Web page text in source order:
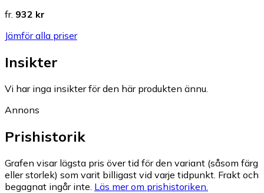
fr. 932 kr
Jämför alla priser
Insikter
Vi har inga insikter för den här produkten ännu.
Annons
Prishistorik
Grafen visar lägsta pris över tid för den variant (såsom färg
eller storlek) som varit billigast vid varje tidpunkt. Frakt och
begagnat ingår inte. Läs mer om prishistoriken.